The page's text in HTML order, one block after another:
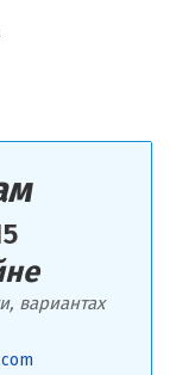
вариантах